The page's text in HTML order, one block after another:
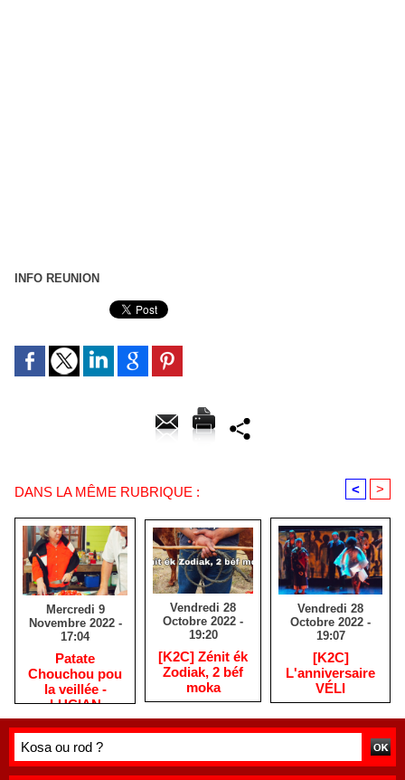
INFO REUNION
DANS LA MÊME RUBRIQUE : < >
Mercredi 9
Novembre 2022 -
17:04
Patate
Chouchou pou
la veillée -
LUCIAN
Vendredi 28
Octobre 2022 -
19:20
[K2C] Zénit ék
Zodiak, 2 béf
moka
Vendredi 28
Octobre 2022 -
19:07
[K2C]
L'anniversaire
VÉLI